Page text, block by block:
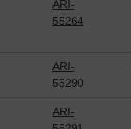
ARI-
55264
ARI-
55290
ARI-